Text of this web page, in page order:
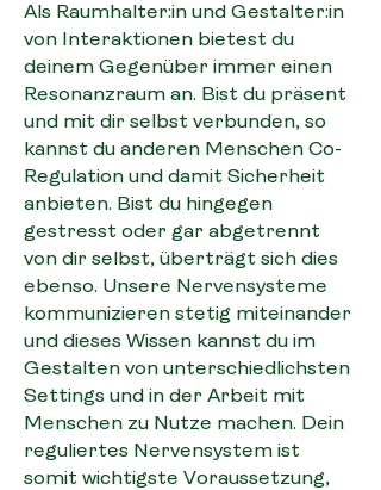
Als Raumhalter:in und Gestalter:in
von Interaktionen bietest du
deinem Gegenüber immer einen
Resonanzraum an. Bist du präsent
und mit dir selbst verbunden, so
kannst du anderen Menschen Co-
Regulation und damit Sicherheit
anbieten. Bist du hingegen
gestresst oder gar abgetrennt
von dir selbst, überträgt sich dies
ebenso. Unsere Nervensysteme
kommunizieren stetig miteinander
und dieses Wissen kannst du im
Gestalten von unterschiedlichsten
Settings und in der Arbeit mit
Menschen zu Nutze machen. Dein
reguliertes Nervensystem ist
somit wichtigste Voraussetzung,